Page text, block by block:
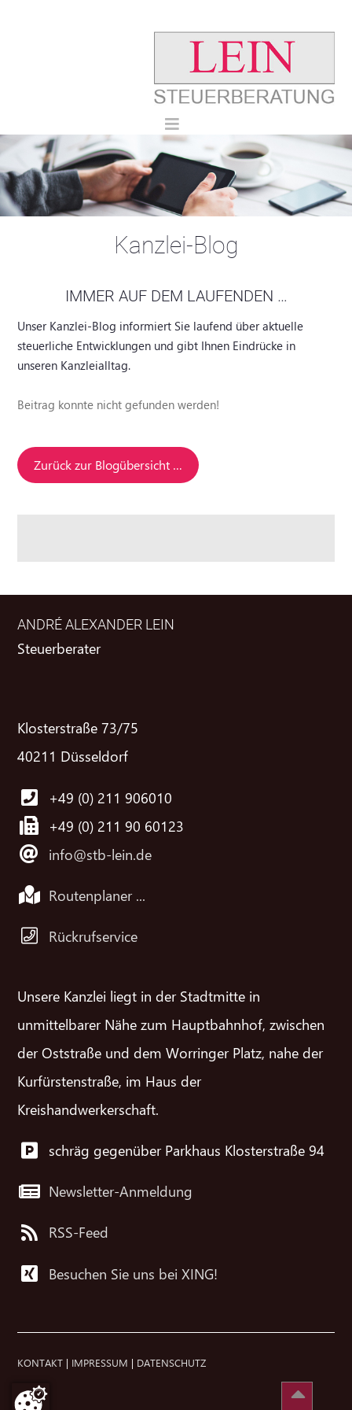
Kanzlei-Blog
IMMER AUF DEM LAUFENDEN …
Unser Kanzlei-Blog informiert Sie laufend über aktuelle
steuerliche Entwicklungen und gibt Ihnen Eindrücke in
unseren Kanzleialltag.
Beitrag konnte nicht gefunden werden!
Zurück zur Blogübersicht …
ANDRÉ ALEXANDER LEIN
Steuerberater
Klosterstraße 73/75
40211 Düsseldorf
+49 (0) 211 906010
+49 (0) 211 90 60123
info@stb-lein.de
Routenplaner ...
Rückrufservice
Unsere Kanzlei liegt in der Stadtmitte in
unmittelbarer Nähe zum Hauptbahnhof, zwischen
der Oststraße und dem Worringer Platz, nahe der
Kurfürstenstraße, im Haus der
Kreishandwerkerschaft.
schräg gegenüber Parkhaus Klosterstraße 94
Newsletter-Anmeldung
RSS-Feed
Besuchen Sie uns bei XING!
KONTAKT | IMPRESSUM | DATENSCHUTZ